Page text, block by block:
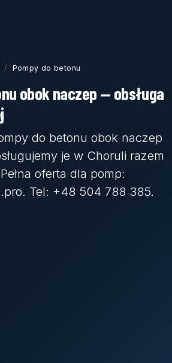
Pompy do betonu
obok naczep — obsługa
do betonu obok naczep
je w Choruli razem
oferta dla pomp:
Tel: +48 504 788 385.